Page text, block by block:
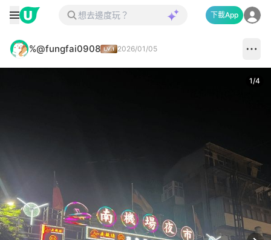
下載App
%@fungfai0908 2026/01/05
1/4